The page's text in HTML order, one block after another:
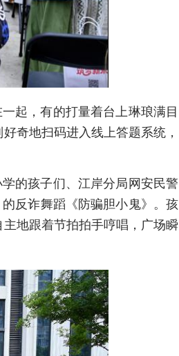
起，有的打量着台上琳琅满目
奇地扫码进入线上答题系统，
的孩子们、江岸分局网安民警
反诈舞蹈《防骗胆小鬼》。孩
地跟着节拍拍手哼唱，广场瞬